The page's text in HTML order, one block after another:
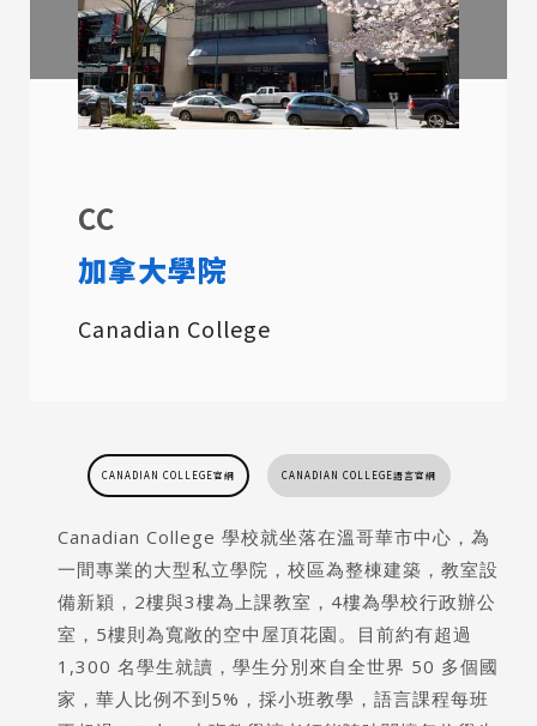
CC
加拿大學院
Canadian College
CANADIAN COLLEGE官網 CANADIAN COLLEGE語言官網
Canadian College 學校就坐落在溫哥華市中心，為
一間專業的大型私立學院，校區為整棟建築，教室設
備新穎，2樓與3樓為上課教室，4樓為學校行政辦公
室，5樓則為寬敞的空中屋頂花園。目前約有超過
1,300 名學生就讀，學生分別來自全世界 50 多個國
家，華人比例不到5%，採小班教學，語言課程每班